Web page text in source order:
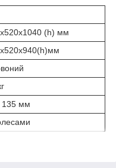
(h) мм
135 мм